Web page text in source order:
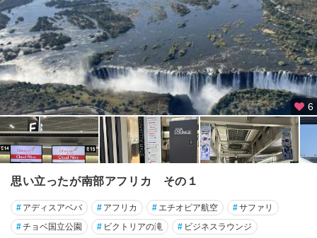
6
思い立ったが南部アフリカ その１
# アディスアベバ # アフリカ # エチオピア航空 #サファリ
#チョベ国立公園 # ビクトリアの滝 # ビジネスラウンジ